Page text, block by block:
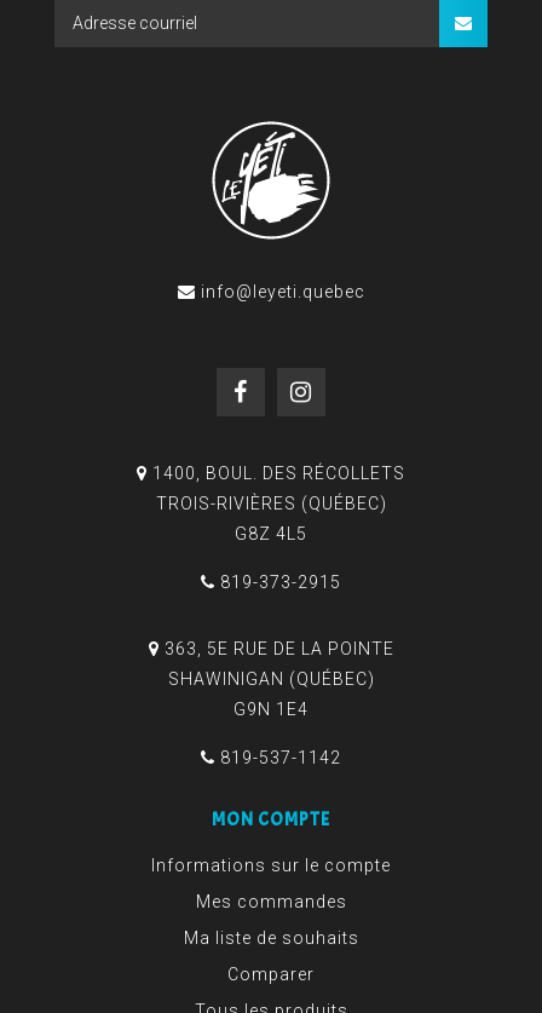
info@leyeti.quebec
1400, BOUL. DES RÉCOLLETS
TROIS-RIVIÈRES (QUÉBEC)
G8Z 4L5
819-373-2915
363, 5E RUE DE LA POINTE
SHAWINIGAN (QUÉBEC)
G9N 1E4
819-537-1142
MON COMPTE
Informations sur le compte
Mes commandes
Ma liste de souhaits
Comparer